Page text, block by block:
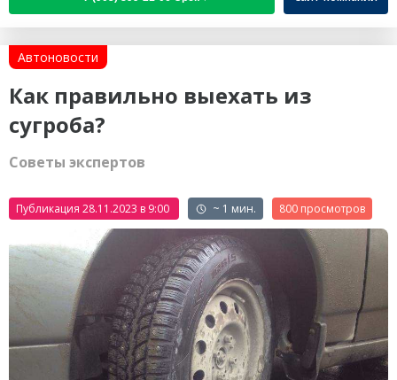
Автоновости
Как правильно выехать из
сугроба?
Советы экспертов
Публикация 28.11.2023 в 9:00 ~ 1 мин. 800